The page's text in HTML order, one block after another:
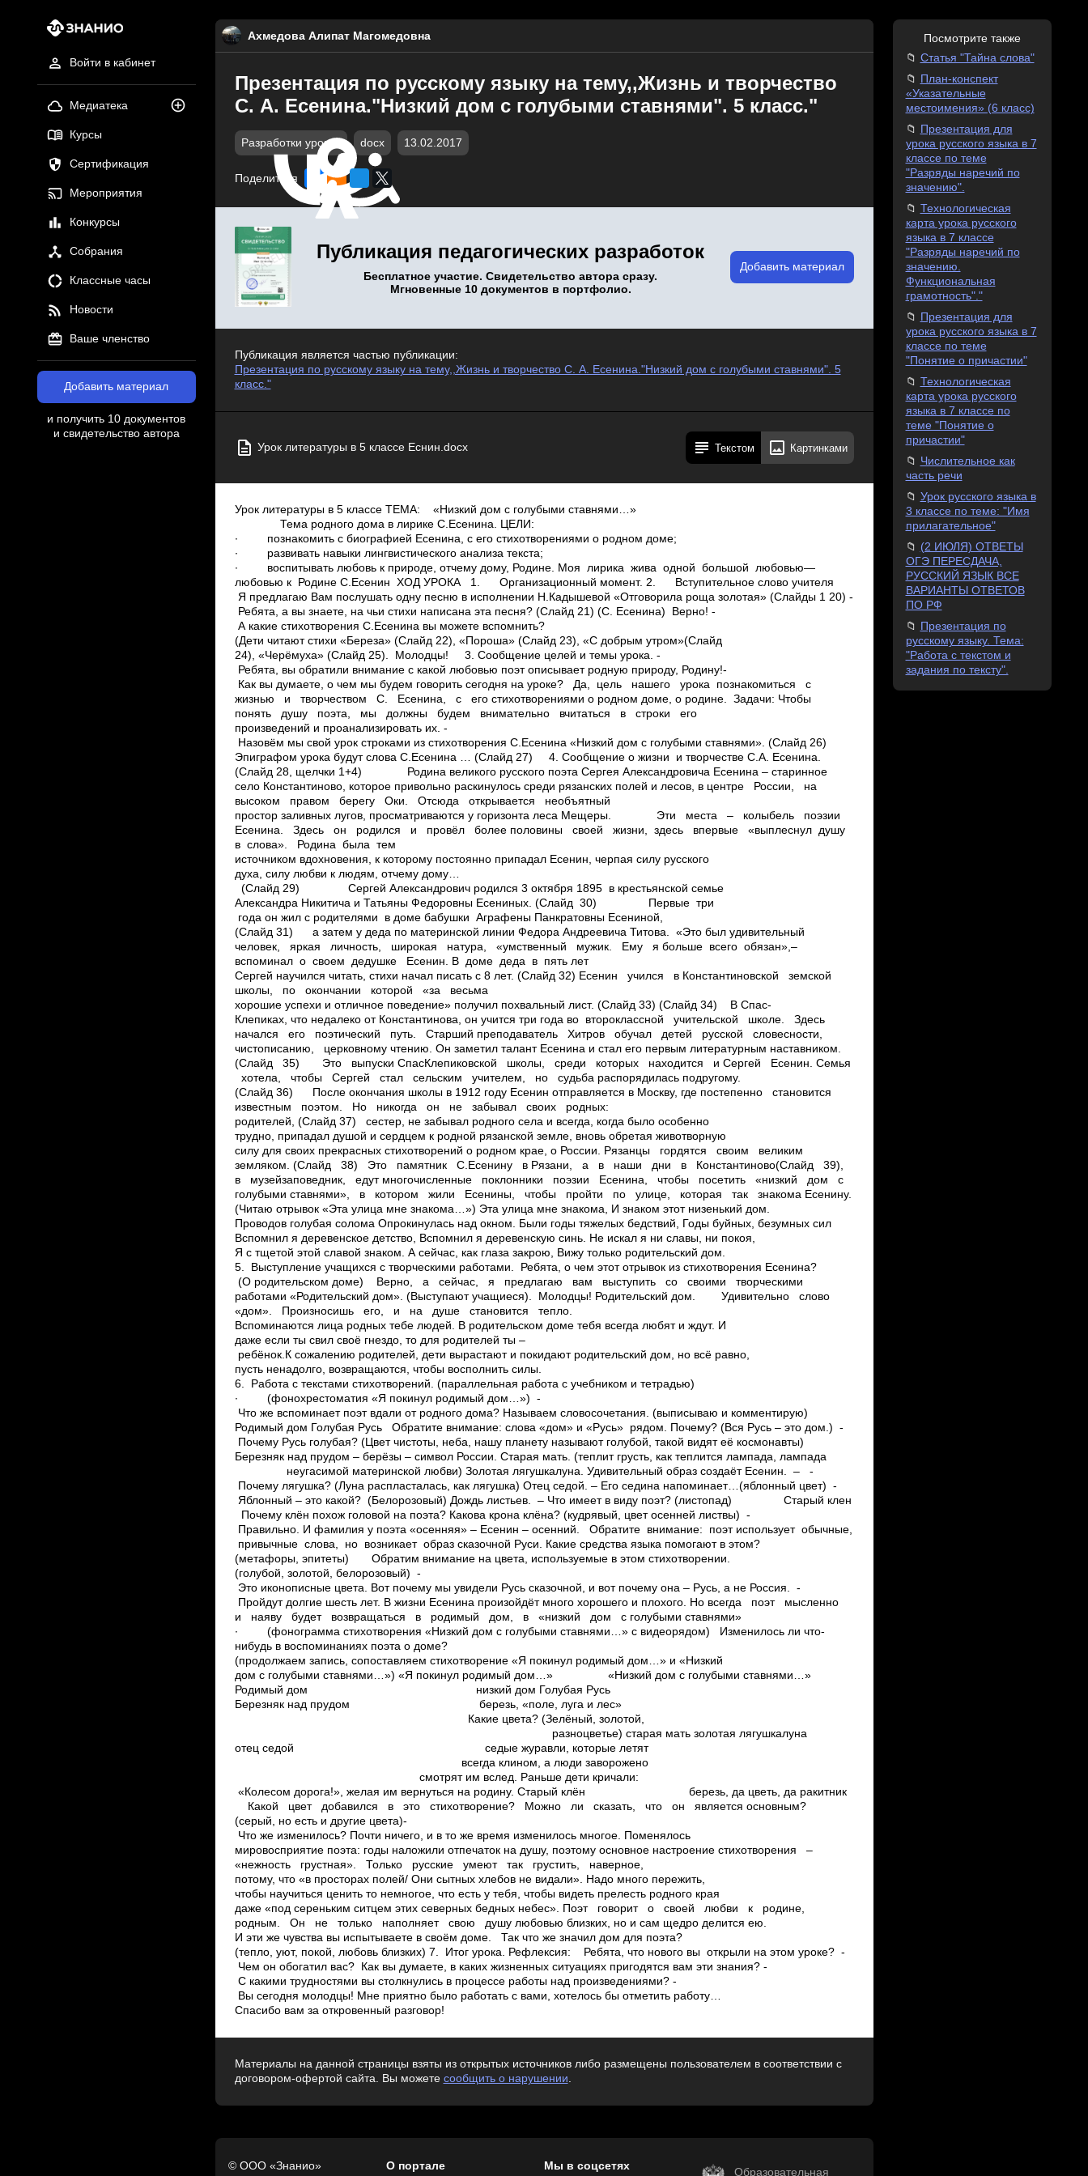
Войти в кабинет
Медиатека
Курсы
Сертификация
Мероприятия
Конкурсы
Собрания
Классные часы
Новости
Ваше членство
Добавить материал
и получить 10 документов
и свидетельство автора
Ахмедова Алипат Магомедовна
Презентация по русскому языку на тему,,Жизнь и творчество
С. А. Есенина."Низкий дом с голубыми ставнями". 5 класс."
Разработки уроков docx 13.02.2017
Поделиться
Публикация педагогических разработок
Бесплатное участие. Свидетельство автора сразу.
Мгновенные 10 документов в портфолио.
Добавить материал
Публикация является частью публикации:
Презентация по русскому языку на тему,,Жизнь и творчество С. А. Есенина."Низкий дом с голубыми ставнями". 5
класс."
Урок литературы в 5 классе Еснин.docx Текстом Картинками
Урок литературы в 5 классе ТЕМА: «Низкий дом с голубыми ставнями…»
Тема родного дома в лирике С.Есенина. ЦЕЛИ:
∙ познакомить с биографией Есенина, с его стихотворениями о родном доме;
∙ развивать навыки лингвистического анализа текста;
∙ воспитывать любовь к природе, отчему дому, Родине. Моя лирика жива одной большой любовью—
любовью к Родине С.Есенин ХОД УРОКА 1. Организационный момент. 2. Вступительное слово учителя
Я предлагаю Вам послушать одну песню в исполнении Н.Кадышевой «Отговорила роща золотая» (Слайды 1­ 20) ­
Ребята, а вы знаете, на чьи стихи написана эта песня? (Слайд 21) (С. Есенина) ­ Верно! ­
А какие стихотворения С.Есенина вы можете вспомнить?
(Дети читают стихи «Береза» (Слайд 22), «Пороша» (Слайд 23), «С добрым утром»(Слайд
24), «Черёмуха» (Слайд 25). ­ Молодцы! 3. Сообщение целей и темы урока. ­
Ребята, вы обратили внимание с какой любовью поэт описывает родную природу, Родину!­
Как вы думаете, о чем мы будем говорить сегодня на уроке? ­Да, цель нашего урока познакомиться с
жизнью и творчеством С. Есенина, с его стихотворениями о родном доме, о родине. Задачи: ­Чтобы
понять душу поэта, мы должны будем внимательно вчитаться в строки его
произведений и проанализировать их. ­
Назовём мы свой урок строками из стихотворения С.Есенина «Низкий дом с голубыми ставнями». (Слайд 26)
Эпиграфом урока будут слова С.Есенина … (Слайд 27) 4. Сообщение о жизни и творчестве С.А. Есенина.
(Слайд 28, щелчки 1+4) Родина великого русского поэта Сергея Александровича Есенина – старинное
село Константиново, которое привольно раскинулось среди рязанских полей и лесов, в центре России, на
высоком правом берегу Оки. Отсюда открывается необъятный
простор заливных лугов, просматриваются у горизонта леса Мещеры. Эти места – колыбель поэзии
Есенина. Здесь он родился и провёл более половины своей жизни, здесь впервые «выплеснул душу
в слова». Родина была тем
источником вдохновения, к которому постоянно припадал Есенин, черпая силу русского
духа, силу любви к людям, отчему дому…
(Слайд 29) Сергей Александрович родился 3 октября 1895 в крестьянской семье
Александра Никитича и Татьяны Федоровны Есениных. (Слайд 30) Первые три
года он жил с родителями в доме бабушки Аграфены Панкратовны Есениной,
(Слайд 31) а затем у деда по материнской линии Федора Андреевича Титова. «Это был удивительный
человек, яркая личность, широкая натура, «умственный мужик. Ему я больше всего обязан»,–
вспоминал о своем дедушке Есенин. В доме деда в пять лет
Сергей научился читать, стихи начал писать с 8 лет. (Слайд 32) Есенин учился в Константиновской земской
школы, по окончании которой «за весьма
хорошие успехи и отличное поведение» получил похвальный лист. (Слайд 33) (Слайд 34) В Спас­
Клепиках, что недалеко от Константинова, он учится три года во второклассной учительской школе. Здесь
начался его поэтический путь. Старший преподаватель Хитров обучал детей русской словесности,
чистописанию, церковному чтению. Он заметил талант Есенина и стал его первым литературным наставником.
(Слайд 35) Это выпуски Спас­Клепиковской школы, среди которых находится и Сергей Есенин. Семья
хотела, чтобы Сергей стал сельским учителем, но судьба распорядилась по­другому.
(Слайд 36) После окончания школы в 1912 году Есенин отправляется в Москву, где постепенно становится
известным поэтом. Но никогда он не забывал своих родных:
родителей, (Слайд 37) сестер, не забывал родного села и всегда, когда было особенно
трудно, припадал душой и сердцем к родной рязанской земле, вновь обретая животворную
силу для своих прекрасных стихотворений о родном крае, о России. Рязанцы гордятся своим великим
земляком. (Слайд 38) Это памятник С.Есенину в Рязани, а в наши дни в Константиново(Слайд 39),
в музей­заповедник, едут многочисленные поклонники поэзии Есенина, чтобы посетить «низкий дом с
голубыми ставнями», в котором жили Есенины, чтобы пройти по улице, которая так знакома Есенину.
(Читаю отрывок «Эта улица мне знакома…») Эта улица мне знакома, И знаком этот низенький дом.
Проводов голубая солома Опрокинулась над окном. Были годы тяжелых бедствий, Годы буйных, безумных сил
Вспомнил я деревенское детство, Вспомнил я деревенскую синь. Не искал я ни славы, ни покоя,
Я с тщетой этой славой знаком. А сейчас, как глаза закрою, Вижу только родительский дом.
5. Выступление учащихся с творческими работами. ­ Ребята, о чем этот отрывок из стихотворения Есенина?
(О родительском доме) ­ Верно, а сейчас, я предлагаю вам выступить со своими творческими
работами «Родительский дом». (Выступают учащиеся). ­ Молодцы! Родительский дом. Удивительно слово
«дом». Произносишь его, и на душе становится тепло.
Вспоминаются лица родных тебе людей. В родительском доме тебя всегда любят и ждут. И
даже если ты свил своё гнездо, то для родителей ты –
ребёнок.К сожалению родителей, дети вырастают и покидают родительский дом, но всё равно,
пусть ненадолго, возвращаются, чтобы восполнить силы.
6. Работа с текстами стихотворений. (параллельная работа с учебником и тетрадью)
∙ (фонохрестоматия «Я покинул родимый дом…») ­
Что же вспоминает поэт вдали от родного дома? Называем словосочетания. (выписываю и комментирую)
Родимый дом Голубая Русь ­ Обратите внимание: слова «дом» и «Русь» ­ рядом. Почему? (Вся Русь – это дом.) ­
Почему Русь голубая? (Цвет чистоты, неба, нашу планету называют голубой, такой видят её космонавты)
Березняк над прудом – берёзы – символ России. Старая мать. (теплит грусть, как теплится лампада, лампада
неугасимой материнской любви) Золотая лягушка­луна. Удивительный образ создаёт Есенин. – ­
Почему лягушка? (Луна распласталась, как лягушка) Отец седой. – Его седина напоминает…(яблонный цвет) ­
Яблонный – это какой? (Бело­розовый) Дождь листьев. – Что имеет в виду поэт? (листопад) Старый клен
­ Почему клён похож головой на поэта? Какова крона клёна? (кудрявый, цвет осенней листвы) ­
Правильно. И фамилия у поэта «осенняя» – Есенин – осенний. ­ Обратите внимание: поэт использует обычные,
привычные слова, но возникает образ сказочной Руси. Какие средства языка помогают в этом?
(метафоры, эпитеты) Обратим внимание на цвета, используемые в этом стихотворении.
(голубой, золотой, бело­розовый) ­
Это иконописные цвета. Вот почему мы увидели Русь сказочной, и вот почему она – Русь, а не Россия. ­
Пройдут долгие шесть лет. В жизни Есенина произойдёт много хорошего и плохого. Но всегда поэт мысленно
и наяву будет возвращаться в родимый дом, в «низкий дом с голубыми ставнями»
∙ (фонограмма стихотворения «Низкий дом с голубыми ставнями…» с видеорядом) ­ Изменилось ли что­
нибудь в воспоминаниях поэта о доме?
(продолжаем запись, сопоставляем стихотворение «Я покинул родимый дом…» и «Низкий
дом с голубыми ставнями…») «Я покинул родимый дом…» «Низкий дом с голубыми ставнями…»
Родимый дом низкий дом Голубая Русь
Березняк над прудом березь, «поле, луга и лес»
­ Какие цвета? (Зелёный, золотой,
разноцветье) старая мать золотая лягушка­луна
отец седой седые журавли, которые летят
всегда клином, а люди заворожено
смотрят им вслед. Раньше дети кричали:
«Колесом дорога!», желая им вернуться на родину. Старый клён березь, да цветь, да ракитник
­ Какой цвет добавился в это стихотворение? Можно ли сказать, что он является основным?
(серый, но есть и другие цвета)­
Что же изменилось? Почти ничего, и в то же время изменилось многое. Поменялось
мировосприятие поэта: годы наложили отпечаток на душу, поэтому основное настроение стихотворения –
«нежность грустная». Только русские умеют так грустить, наверное,
потому, что «в просторах полей/ Они сытных хлебов не видали». Надо много пережить,
чтобы научиться ценить то немногое, что есть у тебя, чтобы видеть прелесть родного края
даже «под сереньким ситцем этих северных бедных небес». Поэт говорит о своей любви к родине,
родным. Он не только наполняет свою душу любовью близких, но и сам щедро делится ею.
И эти же чувства вы испытываете в своём доме. ­ Так что же значил дом для поэта?
(тепло, уют, покой, любовь близких) 7. Итог урока. Рефлексия: ­ Ребята, что нового вы открыли на этом уроке? ­
Чем он обогатил вас? ­ Как вы думаете, в каких жизненных ситуациях пригодятся вам эти знания? ­
С какими трудностями вы столкнулись в процессе работы над произведениями? ­
Вы сегодня молодцы! Мне приятно было работать с вами, хотелось бы отметить работу…
Спасибо вам за откровенный разговор!
Материалы на данной страницы взяты из открытых источников либо размещены пользователем в соответствии с
договором-офертой сайта. Вы можете сообщить о нарушении.
© ООО «Знанио» О портале Мы в соцсетях
Образовательная
Посмотрите также
Статья "Тайна слова"
План-конспект
«Указательные
местоимения» (6 класс)
Презентация для
урока русского языка в 7
классе по теме
"Разряды наречий по
значению".
Технологическая
карта урока русского
языка в 7 классе
"Разряды наречий по
значению.
Функциональная
грамотность"."
Презентация для
урока русского языка в 7
классе по теме
"Понятие о причастии"
Технологическая
карта урока русского
языка в 7 классе по
теме "Понятие о
причастии"
Числительное как
часть речи
Урок русского языка в
3 классе по теме: "Имя
прилагательное"
(2 ИЮЛЯ) ОТВЕТЫ
ОГЭ ПЕРЕСДАЧА,
РУССКИЙ ЯЗЫК ВСЕ
ВАРИАНТЫ ОТВЕТОВ
ПО РФ
Презентация по
русскому языку. Тема:
"Работа с текстом и
задания по тексту".